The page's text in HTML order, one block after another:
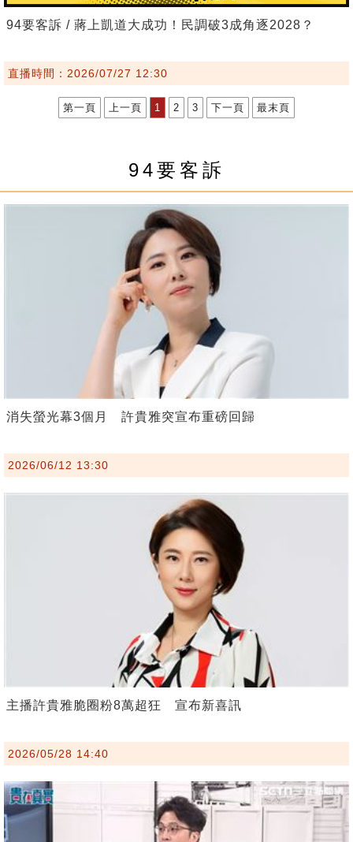
94要客訴 / 蔣上凱道大成功！民調破3成角逐2028？
直播時間：2026/07/27 12:30
第一頁 上一頁 1 2 3 下一頁 最末頁
94要客訴
消失螢光幕3個月 許貴雅突宣布重磅回歸
2026/06/12 13:30
主播許貴雅脆圈粉8萬超狂 宣布新喜訊
2026/05/28 14:40